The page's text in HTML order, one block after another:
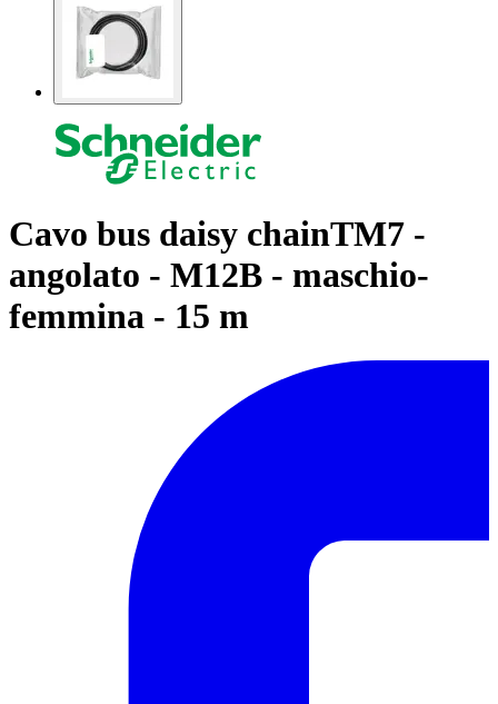
Cavo bus daisy chainTM7 -
angolato - M12B - maschio-
femmina - 15 m